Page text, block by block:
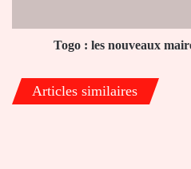
Togo : les nouveaux
Articles similaires